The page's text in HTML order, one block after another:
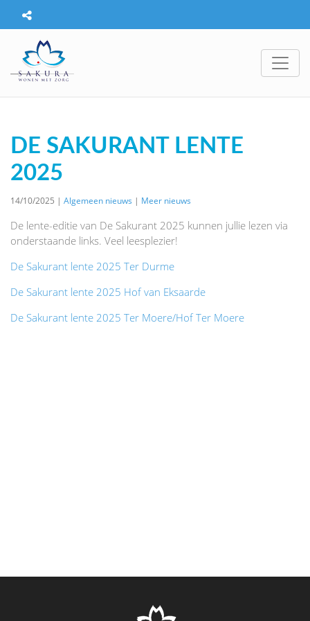
DE SAKURANT LENTE
2025
14/10/2025 | Algemeen nieuws | Meer nieuws
De lente-editie van De Sakurant 2025 kunnen jullie lezen via
onderstaande links. Veel leesplezier!
De Sakurant lente 2025 Ter Durme
De Sakurant lente 2025 Hof van Eksaarde
De Sakurant lente 2025 Ter Moere/Hof Ter Moere